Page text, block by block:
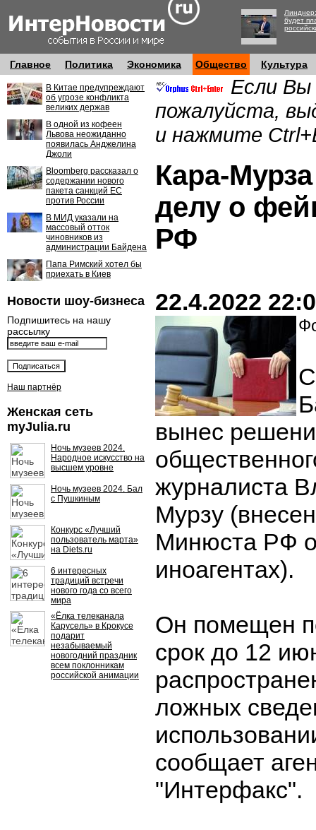
будет
Главное Политика Экономика Общество Культура
В Китае предупреждают
об угрозе конфликта
великих держав
В одной из кофеен
Львова неожиданно
появилась Анджелина
Джоли
Bloomberg рассказал о
содержании нового
пакета санкций ЕС
против России
В МИД указали на
массовый отток
чиновников из
администрации Байдена
Папа Римский хотел бы
приехать в Киев
Новости шоу-бизнеса
Подпишитесь на нашу
рассылку
Наш партнёр
Женская сеть
myJulia.ru
Ночь музеев 2024.
Народное искусство на
высшем уровне
Ночь музеев 2024. Бал
с Пушкиным
Конкурс «Лучший
пользователь марта»
на Diets.ru
6 интересных
традиций встречи
нового года со всего
мира
«Ёлка телеканала
Карусель» в Крокусе
подарит
незабываемый
новогодний праздник
всем поклонникам
российской анимации
Если Вы
пожалуйста,
и нажмите
Кара-
делу о
РФ
22.4.2022
вынес
журналиста
Мурзу
Минюста РФ
иноагентах).
Он помещен
срок до 12
ложных
сообщает
"Интерфакс".